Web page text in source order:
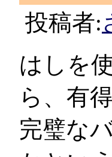
投稿者:
はしを
ら、有
完璧な